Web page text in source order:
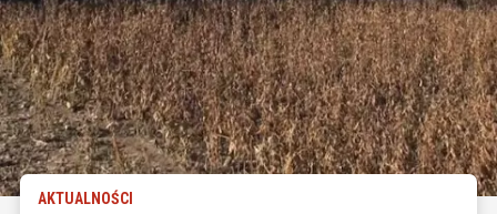
AKTUALNOŚCI